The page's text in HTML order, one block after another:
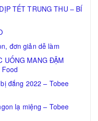
TẾT TRUNG THU – BÍ
đơn giản dễ làm
UỐNG MANG ĐẬM
đắng 2022 – Tobee
lạ miệng – Tobee